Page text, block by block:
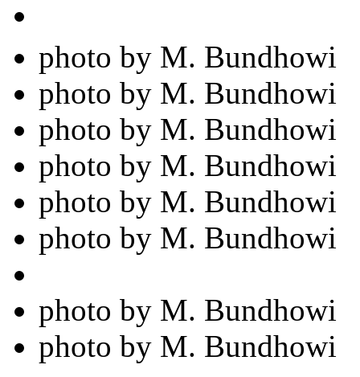
photo by M. Bundhowi
photo by M. Bundhowi
photo by M. Bundhowi
photo by M. Bundhowi
photo by M. Bundhowi
photo by M. Bundhowi
photo by M. Bundhowi
photo by M. Bundhowi